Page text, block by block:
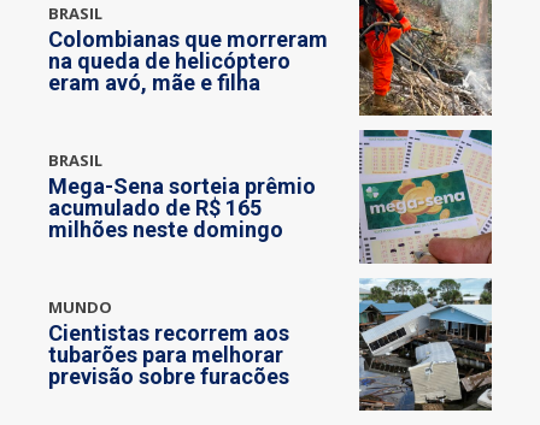
BRASIL
Colombianas que morreram
na queda de helicóptero
eram avó, mãe e filha
BRASIL
Mega-Sena sorteia prêmio
acumulado de R$ 165
milhões neste domingo
MUNDO
Cientistas recorrem aos
tubarões para melhorar
previsão sobre furacões